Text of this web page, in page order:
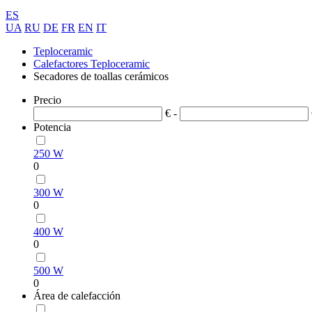
ES
UA RU DE FR EN IT
Teploceramic
Calefactores Teploceramic
Secadores de toallas cerámicos
Precio
€ -
Potencia
250 W
0
300 W
0
400 W
0
500 W
0
Área de calefacción